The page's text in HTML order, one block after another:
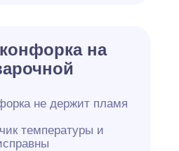
на
не держит пламя
температуры и